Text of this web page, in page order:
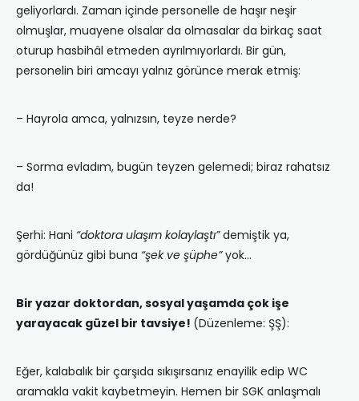
geliyorlardı. Zaman içinde personelle de haşır neşir
olmuşlar, muayene olsalar da olmasalar da birkaç saat
oturup hasbihâl etmeden ayrılmıyorlardı. Bir gün,
personelin biri amcayı yalnız görünce merak etmiş:
– Hayrola amca, yalnızsın, teyze nerde?
– Sorma evladım, bugün teyzen gelemedi; biraz rahatsız
da!
Şerhi: Hani “doktora ulaşım kolaylaştı”demiştik ya,
gördüğünüz gibi buna “şek ve şüphe”yok…
Bir yazar doktordan, sosyal yaşamda çok işe
yarayacak güzel bir tavsiye! (Düzenleme: ŞŞ):
Eğer, kalabalık bir çarşıda sıkışırsanız enayilik edip WC
aramakla vakit kaybetmeyin. Hemen bir SGK anlaşmalı